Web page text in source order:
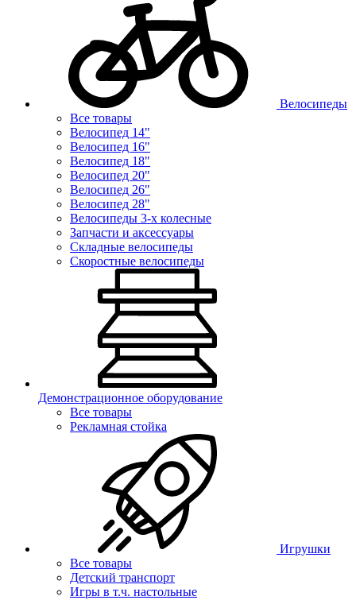
Велосипеды
Все товары
Велосипед 14"
Велосипед 16"
Велосипед 18"
Велосипед 20"
Велосипед 26"
Велосипед 28"
Велосипеды 3-х колесные
Запчасти и аксессуары
Складные велосипеды
Скоростные велосипеды
Демонстрационное оборудование
Все товары
Рекламная стойка
Игрушки
Все товары
Детский транспорт
Игры в т.ч. настольные